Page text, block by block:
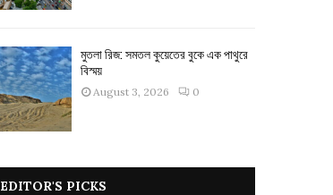
মুতলা রিজ: সমতল কুয়েতের বুকে এক পাথুরে
বিস্ময়
August 3, 2026 0
EDITOR'S PICKS